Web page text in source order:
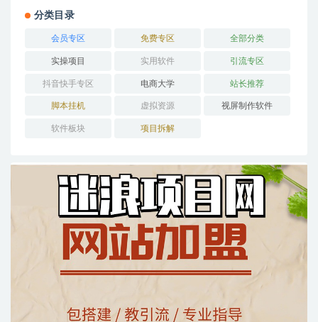
分类目录
会员专区 免费专区 全部分类
实操项目 实用软件 引流专区
抖音快手专区 电商大学 站长推荐
脚本挂机 虚拟资源 视屏制作软件
软件板块 项目拆解